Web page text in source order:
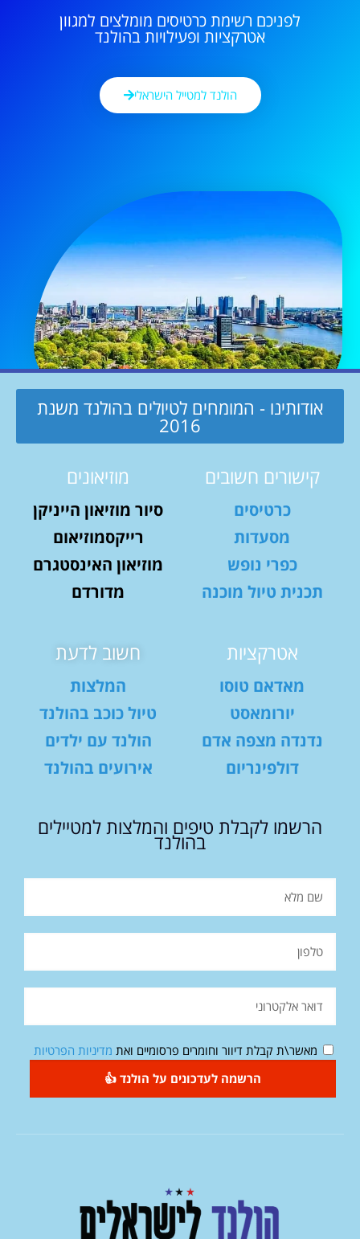
לפניכם רשימת כרטיסים מומלצים למגוון
אטרקציות ופעילויות בהולנד
הולנד למטייל הישראלי
אודותינו - המומחים לטיולים בהולנד משנת
2016
קישורים חשובים
כרטיסים
מסעדות
כפרי נופש
תכנית טיול מוכנה
מוזיאונים
סיור מוזיאון הייניקן
רייקסמוזיאום
מוזיאון האינסטגרם
מדורדם
אטרקציות
מאדאם טוסו
יורומאסט
נדנדה מצפה אדם
דולפינריום
חשוב לדעת
המלצות
טיול כוכב בהולנד
הולנד עם ילדים
אירועים בהולנד
הרשמו לקבלת טיפים והמלצות למטיילים
בהולנד
מאשר\ת קבלת דיוור וחומרים פרסומיים ואת מדיניות הפרטיות
הרשמה לעדכונים על הולנד 👍